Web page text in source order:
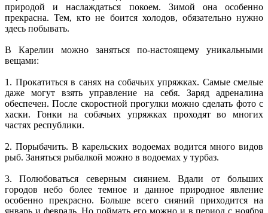
природой и наслаждаться покоем. Зимой она особенно
прекрасна. Тем, кто не боится холодов, обязательно нужно
здесь побывать.
В Карелии можно заняться по-настоящему уникальными
вещами:
1. Прокатиться в санях на собачьих упряжках. Самые смелые
даже могут взять управление на себя. Заряд адреналина
обеспечен. После скоростной прогулки можно сделать фото с
хаски. Гонки на собачьих упряжках проходят во многих
частях республики.
2. Порыбачить. В карельских водоемах водится много видов
рыб. Заняться рыбалкой можно в водоемах у турбаз.
3. Полюбоваться северным сиянием. Вдали от больших
городов небо более темное и данное природное явление
особенно прекрасно. Больше всего сияний приходится на
январь и февраль. Но поймать его можно и в период с ноября